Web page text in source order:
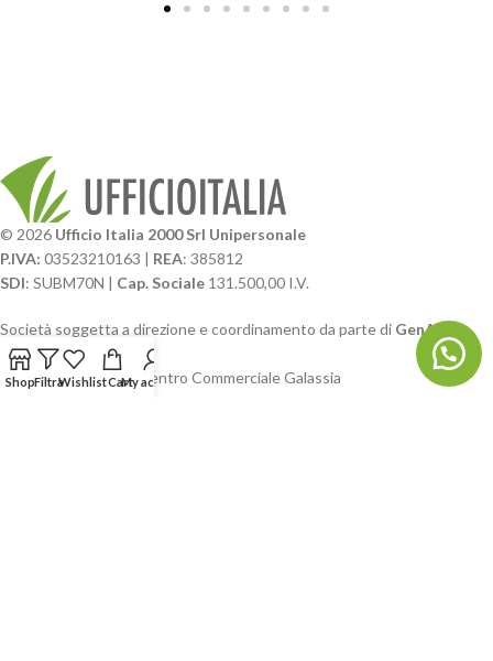
© 2026 Ufficio Italia 2000 Srl Unipersonale
P.IVA: 03523210163 | REA: 385812
SDI: SUBM70N | Cap. Sociale 131.500,00 I.V.
Società soggetta a direzione e coordinamento da parte di GenALFA
Holding srl
Via A. Ponti n. 4 – Centro Commerciale Galassia
ShopFiltraWishlistCartMy account